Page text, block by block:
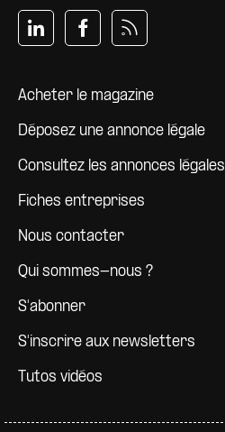
Pied de page
Acheter le magazine
Déposez une annonce légale
Consultez les annonces légales
Fiches entreprises
Nous contacter
Qui sommes-nous ?
S'abonner
S'inscrire aux newsletters
Tutos vidéos